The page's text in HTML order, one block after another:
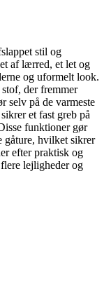
stil og
af lærred, et let og
og uformelt look.
der fremmer
selv på de varmeste
et fast greb på
funktioner gør
gåture, hvilket sikrer
efter praktisk og
lejligheder og